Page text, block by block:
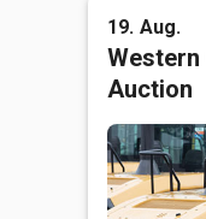
19. Aug.
Western
Auction